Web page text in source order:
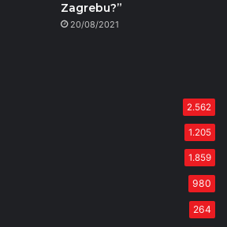
Zagrebu?”
20/08/2021
2.562
1.205
1.859
980
264